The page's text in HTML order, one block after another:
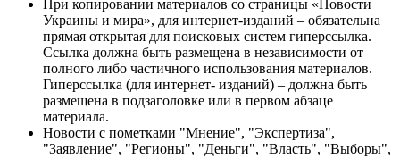
При копировании материалов со страницы «Новости
Украины и мира», для интернет-изданий – обязательна
прямая открытая для поисковых систем гиперссылка.
Ссылка должна быть размещена в независимости от
полного либо частичного использования материалов.
Гиперссылка (для интернет- изданий) – должна быть
размещена в подзаголовке или в первом абзаце
материала.
Новости с пометками "Мнение", "Экспертиза",
"Заявление", "Регионы", "Деньги", "Власть", "Выборы",